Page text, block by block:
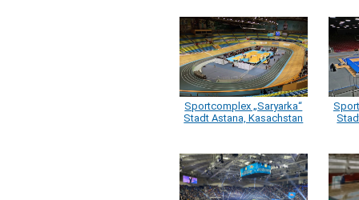
Sportcomplex „Saryarka“
Stadt Astana, Kasachstan